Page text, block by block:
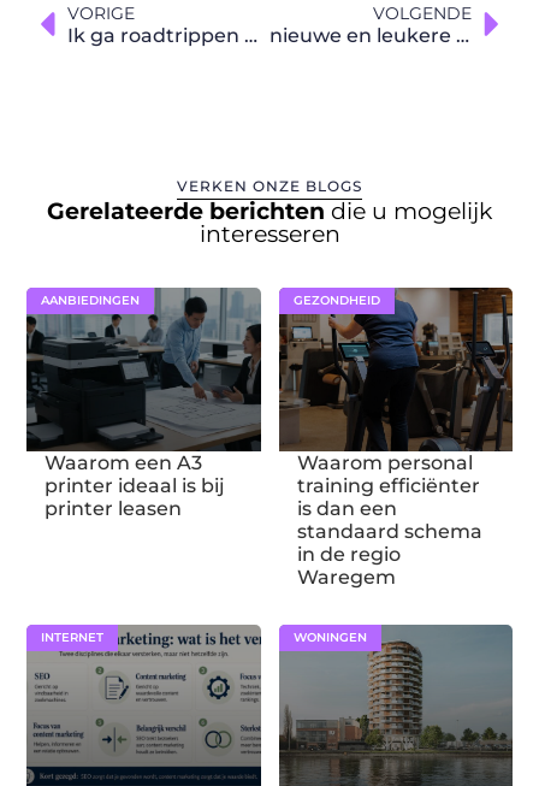
VORIGE
Ik ga roadtrippen en ik neem mee:
VOLGENDE
nieuwe en leukere tradities
VERKEN ONZE BLOGS
Gerelateerde berichten die u mogelijk
interesseren
AANBIEDINGEN
Waarom een A3
printer ideaal is bij
printer leasen
GEZONDHEID
Waarom personal
training efficiënter
is dan een
standaard schema
in de regio
Waregem
INTERNET WONINGEN